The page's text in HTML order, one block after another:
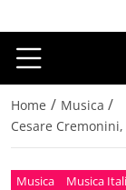
Home / Musica /
Cesare
Musica Musica